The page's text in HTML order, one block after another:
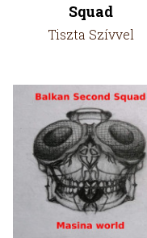
Squad
Tiszta Szívvel